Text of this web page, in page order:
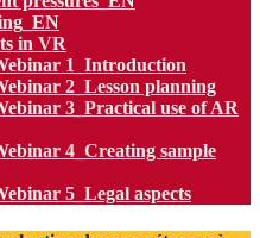
in VR
1_Introduction
2_Lesson planning
3_Practical use of AR
4_Creating sample
5_Legal aspects